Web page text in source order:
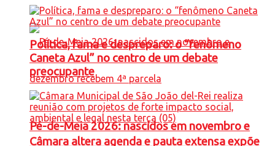
Pé-de-Meia 2026: nascidos em novembro e
Política, fama e despreparo: o “fenômeno
Caneta Azul” no centro de um debate
preocupante
Câmara altera agenda e pauta extensa expõe